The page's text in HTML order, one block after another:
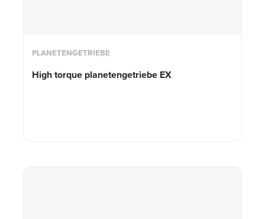
PLANETENGETRIEBE
High torque planetengetriebe EX